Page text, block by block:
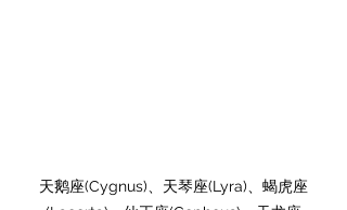
天鹅座(Cygnus)、天琴座(Lyra)、蝎虎座